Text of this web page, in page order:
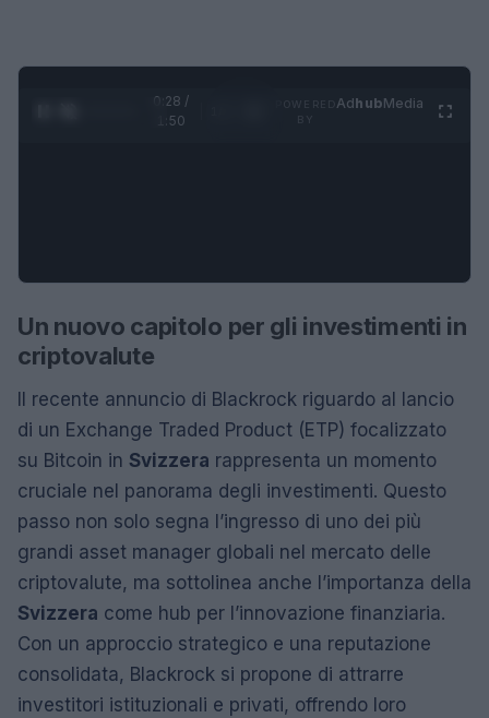
0:29 /
1:50
AdhubMedia
Un nuovo capitolo per gli investimenti in
criptovalute
Il recente annuncio di Blackrock riguardo al lancio
di un Exchange Traded Product (ETP) focalizzato
su Bitcoin in Svizzera rappresenta un momento
cruciale nel panorama degli investimenti. Questo
passo non solo segna l’ingresso di uno dei più
grandi asset manager globali nel mercato delle
criptovalute, ma sottolinea anche l’importanza della
Svizzera come hub per l’innovazione finanziaria.
Con un approccio strategico e una reputazione
consolidata, Blackrock si propone di attrarre
investitori istituzionali e privati, offrendo loro